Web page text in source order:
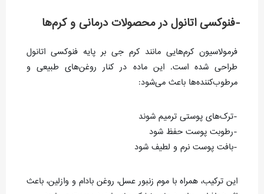
-فنوکسی اتانول در محصولات درمانی و کرم‌ها
فرمولاسیون کرم‌هایی مانند کرم جی بر پایه فنوکسی اتانول
طراحی شده است. این ماده در کنار روغن‌های طبیعی و
مرطوب‌کننده‌ها باعث می‌شود:
-ترک‌های پوستی ترمیم شوند
-رطوبت پوست حفظ شود
-بافت پوست نرم و لطیف شود
این ترکیب، همراه با موم زنبور عسل، روغن بادام و وازلین، باعث